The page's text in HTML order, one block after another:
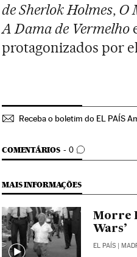
de Sherlok Holmes, O
A Dama de Vermelho
protagonizados por
Receba o boletim do EL PAÍS
COMENTÁRIOS 0
COMENTÁRIOS
MAIS INFORMAÇÕES
Morre
Wars’
EL PAÍS |